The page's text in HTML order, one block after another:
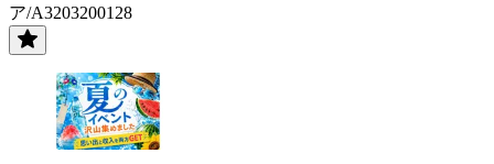
ア/A3203200128